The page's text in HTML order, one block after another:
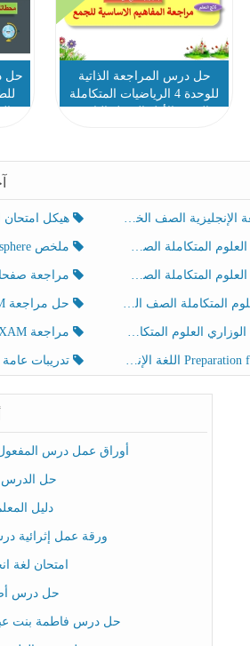
حل درس المراجعة الذاتية
للوحدة 4 الرياضيات المتكاملة
الصف الأول الفصل الثاني
حل
هيكل امتحان العلوم
الخامس انسبير الفصل الثالث ملخص Effect of Atmosphere حسب الهيكل الوزاري العلوم المتكاملة الصف الخامس انسبير الفصل الثالث
الصف الخامس عام الفصل الثالث مراجعة صفحات
الصف الخامس انسبير الفصل الثالث حل مراجعة FINAL EXAMاللغة الإنجليزية الصف الخامس الفصل الثالث
الصف الخامس عام الفصل الثالث مراجعة FINAL EXAMاللغة الإنجليزية الصف الخامس الفصل الثالث
تدريبات عامة
أوراق عمل درس
حل الدرس
دليل
ورقة عمل إثرائية
امتحان لغة
حل درس
حل درس فاطمة بنت